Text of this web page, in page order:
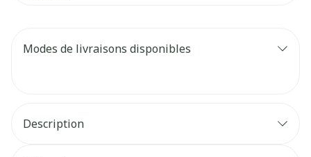
Modes de livraisons disponibles
Description